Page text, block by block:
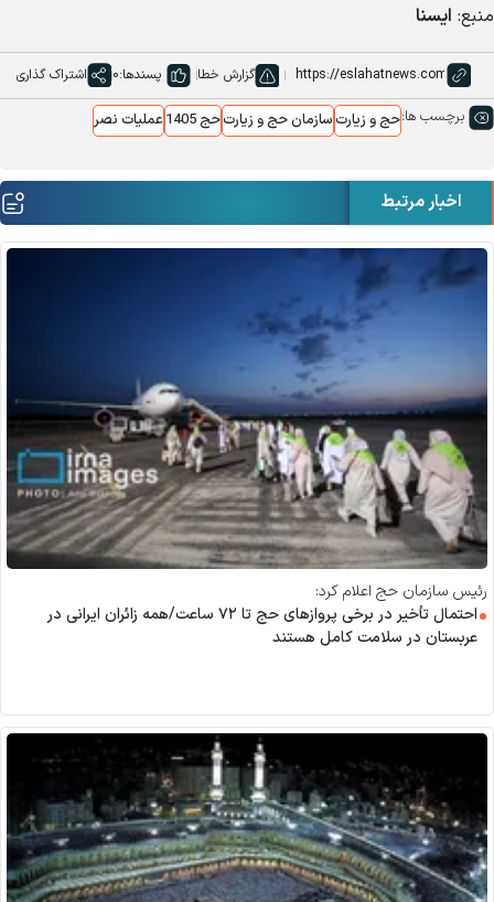
منبع: ایسنا
گزارش خطا پسندها:0 اشتراک گذاری
برچسب ها:حج و زیارتسازمان حج و زیارتحج 1405 عملیات نصر
اخبار مرتبط
رئیس سازمان حج اعلام کرد:
احتمال تأخیر در برخی پرواز‌های حج تا ۷۲ ساعت/همه زائران ایرانی در
عربستان در سلامت کامل هستند